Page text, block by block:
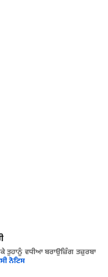
ਤੁਹਾਨੂੰ ਵਧੀਆ ਬਰਾਉਜ਼ਿੰਗ ਤਜ਼ੁਰਬਾ
ਨੋਟਿਸ